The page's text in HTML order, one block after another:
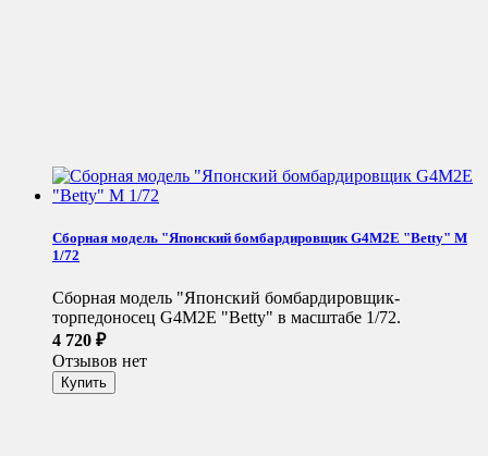
Сборная модель "Японский бомбардировщик G4M2E "Betty" М
1/72
Сборная модель "Японский бомбардировщик-
торпедоносец G4M2E "Betty" в масштабе 1/72.
4 720 ₽
Отзывов нет